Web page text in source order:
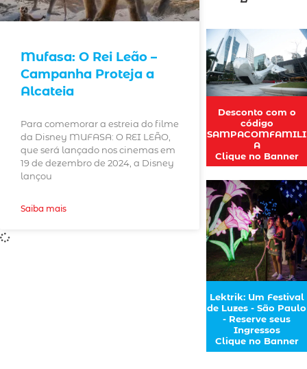
Mufasa: O Rei Leão –
Campanha Proteja a
Alcateia
Para comemorar a estreia do filme
da Disney MUFASA: O REI LEÃO,
que será lançado nos cinemas em
19 de dezembro de 2024, a Disney
lançou
Saiba mais
Desconto com o
código
SAMPACOMFAMILI
A
Clique no Banner
Lektrik: Um Festival
de Luzes - São Paulo
- Reserve seus
Ingressos
Clique no Banner